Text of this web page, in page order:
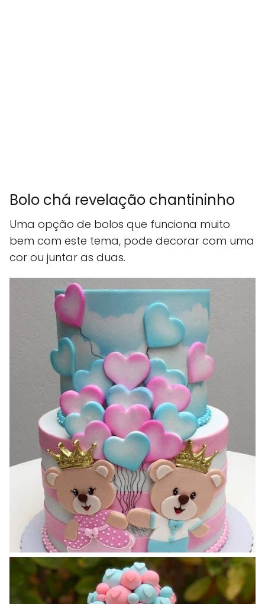
Bolo chá revelação chantininho
Uma opção de bolos que funciona muito
bem com este tema, pode decorar com uma
cor ou juntar as duas.